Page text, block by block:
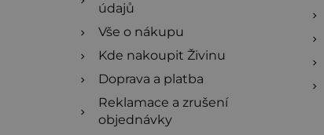
údajů
Vše o nákupu
Kde nakoupit Živinu
Doprava a platba
Reklamace a zrušení
objednávky